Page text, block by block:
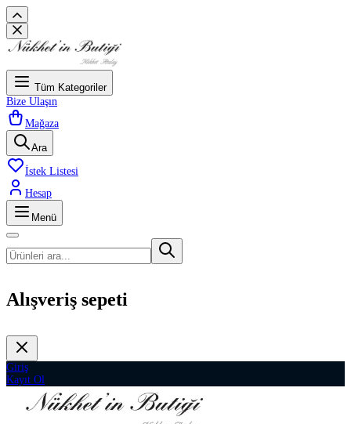
Tüm Kategoriler
Bize Ulaşın
Mağaza
Ara
İstek Listesi
Hesap
Menü
Alışveriş sepeti
Giriş
Kayıt Ol